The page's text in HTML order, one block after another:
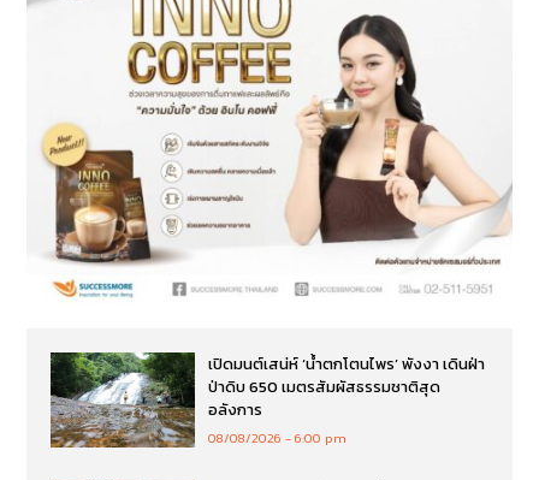
เปิดมนต์เสน่ห์ ‘น้ำตกโตนไพร’ พังงา เดินฝ่า
ป่าดิบ 650 เมตรสัมผัสธรรมชาติสุด
อลังการ
08/08/2026 6:00 pm